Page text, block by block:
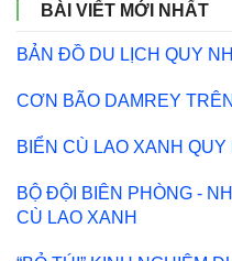
BÀI VIẾT MỚI NHẤT
BẢN ĐỒ DU LỊCH QUY
CƠN BÃO DAMREY
BIỂN CÙ LAO XANH QUY
BỘ ĐỘI BIÊN PHÒNG -
CÙ LAO XANH